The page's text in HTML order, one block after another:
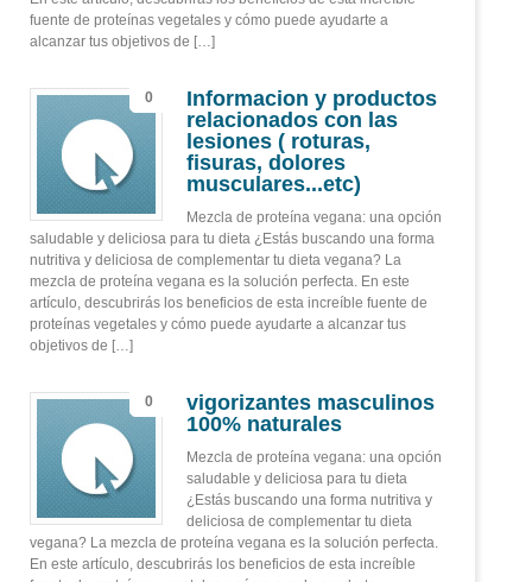
fuente de proteínas vegetales y cómo puede ayudarte a
alcanzar tus objetivos de […]
0
Informacion y productos
relacionados con las
lesiones ( roturas,
fisuras, dolores
musculares...etc)
Mezcla de proteína vegana: una opción
saludable y deliciosa para tu dieta ¿Estás buscando una forma
nutritiva y deliciosa de complementar tu dieta vegana? La
mezcla de proteína vegana es la solución perfecta. En este
artículo, descubrirás los beneficios de esta increíble fuente de
proteínas vegetales y cómo puede ayudarte a alcanzar tus
objetivos de […]
0
vigorizantes masculinos
100% naturales
Mezcla de proteína vegana: una opción
saludable y deliciosa para tu dieta
¿Estás buscando una forma nutritiva y
deliciosa de complementar tu dieta
vegana? La mezcla de proteína vegana es la solución perfecta.
En este artículo, descubrirás los beneficios de esta increíble